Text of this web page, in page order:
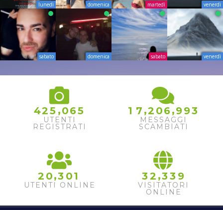
lunedì domenica martedì venerdì
sabato domenica sabato venerdì
425 ,065
UTENTI
REGISTRATI
1 7 ,2 06,993
MESSAGGI
SCAMBIATI
2 0,3 01
UTENTI ONLINE
32 ,33 9
VISITATORI
ONLINE